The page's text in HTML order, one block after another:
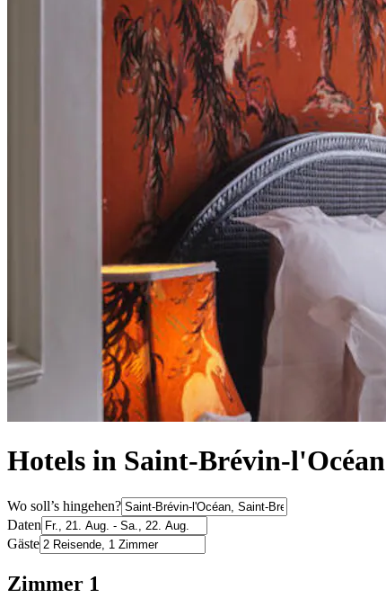
Hotels in Saint-Brévin-l'Océan
Wo soll’s hingehen?
Daten
Gäste
Zimmer 1